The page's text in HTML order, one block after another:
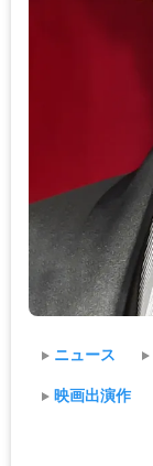
ニュース
映画出演作